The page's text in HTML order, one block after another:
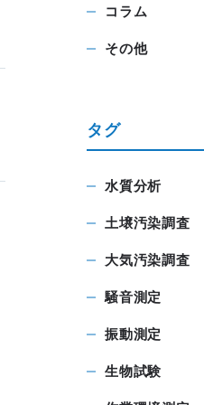
コラム
その他
タグ
水質分析
土壌汚染調査
大気汚染調査
騒音測定
振動測定
生物試験